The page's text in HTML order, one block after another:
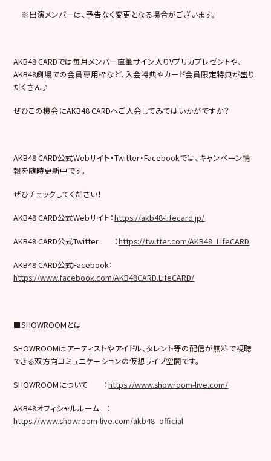
※出演メンバーは、予告なく変更となる場合がございます。
AKB48 CARDでは毎月メンバー直筆サイン入りVプリカプレゼントや、
AKB48劇場での会員専用枠など、入会特典やカード会員限定特典が盛り
だくさん♪
ぜひこの機会にAKB48 CARDへご入会してみてはいかがですか？
AKB48 CARD公式Webサイト・Twitter・Facebookでは、キャンペーン情
報を随時更新中です。
ぜひチェックしてください！
AKB48 CARD公式Webサイト：https://akb48-lifecard.jp/
AKB48 CARD公式Twitter ：https://twitter.com/AKB48_LifeCARD
AKB48 CARD公式Facebook：
https://www.facebook.com/AKB48CARD.LifeCARD/
■SHOWROOMとは
SHOWROOMはアーティストやアイドル、タレント等の配信が無料で視聴
できる双方向コミュニケーションの仮想ライブ空間です。
SHOWROOMについて ：https://www.showroom-live.com/
AKB48オフィシャルルーム ：
https://www.showroom-live.com/akb48_official